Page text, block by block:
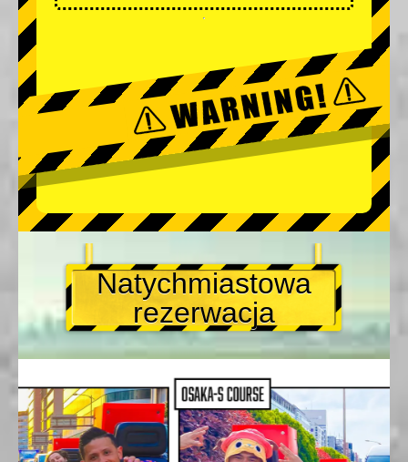
Natychmiastowa
rezerwacja